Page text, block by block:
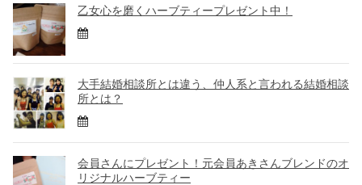
乙女心を磨くハーブティープレゼント中！
大手結婚相談所とは違う、仲人系と言われる結婚相談
所とは？
会員さんにプレゼント！元会員あきさんブレンドのオ
リジナルハーブティー